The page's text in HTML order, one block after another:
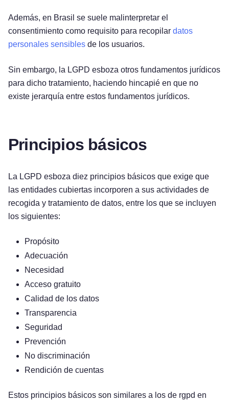
Además, en Brasil se suele malinterpretar el
consentimiento como requisito para recopilar datos
personales sensibles de los usuarios.
Sin embargo, la LGPD esboza otros fundamentos jurídicos
para dicho tratamiento, haciendo hincapié en que no
existe jerarquía entre estos fundamentos jurídicos.
Principios básicos
La LGPD esboza diez principios básicos que exige que
las entidades cubiertas incorporen a sus actividades de
recogida y tratamiento de datos, entre los que se incluyen
los siguientes:
Propósito
Adecuación
Necesidad
Acceso gratuito
Calidad de los datos
Transparencia
Seguridad
Prevención
No discriminación
Rendición de cuentas
Estos principios básicos son similares a los de rgpd en